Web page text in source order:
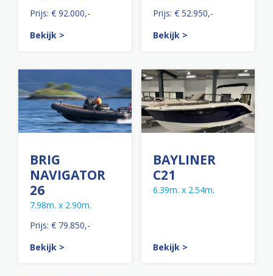
Prijs: € 92.000,-
Bekijk >
Prijs: € 52.950,-
Bekijk >
BRIG
NAVIGATOR
26
7.98m. x 2.90m.
Prijs: € 79.850,-
Bekijk >
BAYLINER
C21
6.39m. x 2.54m.
Bekijk >